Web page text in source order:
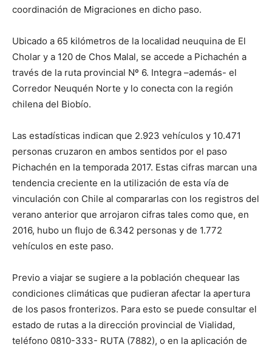
coordinación de Migraciones en dicho paso.
Ubicado a 65 kilómetros de la localidad neuquina de El
Cholar y a 120 de Chos Malal, se accede a Pichachén a
través de la ruta provincial Nº 6. Integra –además- el
Corredor Neuquén Norte y lo conecta con la región
chilena del Biobío.
Las estadísticas indican que 2.923 vehículos y 10.471
personas cruzaron en ambos sentidos por el paso
Pichachén en la temporada 2017. Estas cifras marcan una
tendencia creciente en la utilización de esta vía de
vinculación con Chile al compararlas con los registros del
verano anterior que arrojaron cifras tales como que, en
2016, hubo un flujo de 6.342 personas y de 1.772
vehículos en este paso.
Previo a viajar se sugiere a la población chequear las
condiciones climáticas que pudieran afectar la apertura
de los pasos fronterizos. Para esto se puede consultar el
estado de rutas a la dirección provincial de Vialidad,
teléfono 0810-333- RUTA (7882), o en la aplicación de